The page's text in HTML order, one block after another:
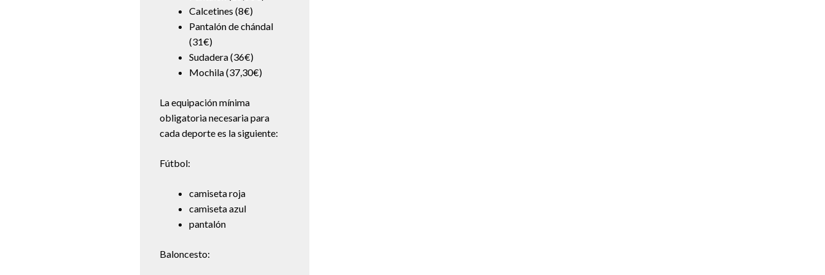
Calcetines (8€)
Pantalón de chándal
(31€)
Sudadera (36€)
Mochila (37,30€)
La equipación mínima
obligatoria necesaria para
cada deporte es la siguiente:
Fútbol:
camiseta roja
camiseta azul
pantalón
Baloncesto: